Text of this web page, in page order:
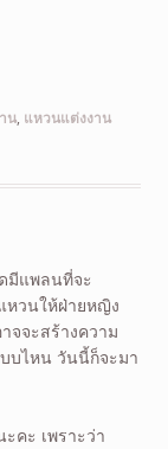
น, แหวนแต่งงาน
มีแพลนที่จะ
หวนให้ฝ่ายหญิง
จจะสร้างความ
บไหน วันนี้ก็จะมา
คะ เพราะว่า